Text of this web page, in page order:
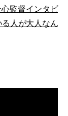
監督インタビ
人が大人なん